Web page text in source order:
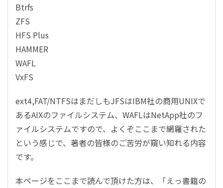
Btrfs
ZFS
HFS Plus
HAMMER
WAFL
VxFS
ext4,FAT/NTFSはまだしもJFSはIBM社の商用UNIXで
あるAIXのファイルシステム、WAFLはNetApp社のフ
ァイルシステムですので、よくぞここまで網羅された
という感じで、著者の皆様のご苦労が窺い知れる内容
です。
本ページをここまで読んで頂けた方は、「えっ書籍の